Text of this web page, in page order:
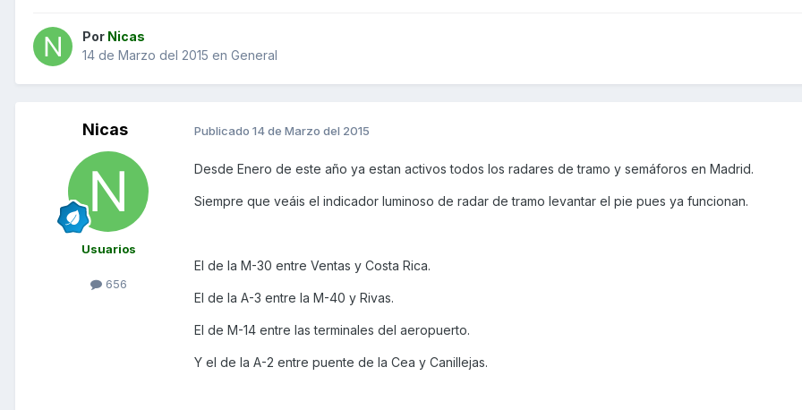
Por Nicas
14 de Marzo del 2015 en General
Nicas
Usuarios
656
Publicado 14 de Marzo del 2015
Desde Enero de este año ya estan activos todos los radares de tramo y semáforos en Madrid.
Siempre que veáis el indicador luminoso de radar de tramo levantar el pie pues ya funcionan.
El de la M-30 entre Ventas y Costa Rica.
El de la A-3 entre la M-40 y Rivas.
El de M-14 entre las terminales del aeropuerto.
Y el de la A-2 entre puente de la Cea y Canillejas.